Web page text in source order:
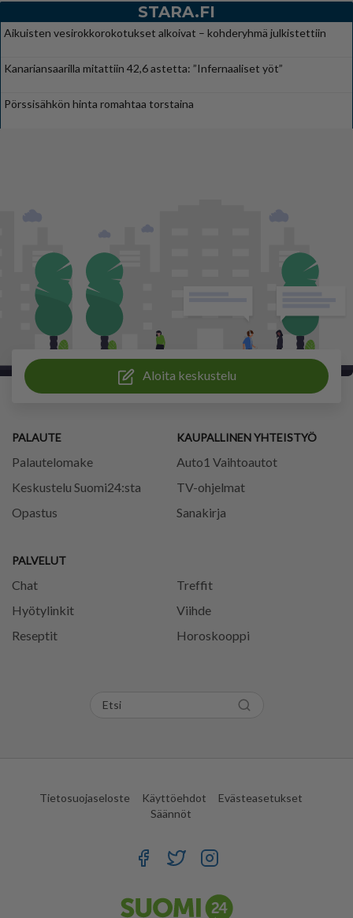
STARA.FI
Aikuisten vesirokkorokotukset alkoivat – kohderyhmä julkistettiin
Kanariansaarilla mitattiin 42,6 astetta: ”Infernaaliset yöt”
Pörssisähkön hinta romahtaa torstaina
Aloita keskustelu
PALAUTE
Palautelomake
Keskustelu Suomi24:sta
Opastus
PALVELUT
Chat
Treffit
Hyötylinkit
Viihde
Reseptit
Horoskooppi
KAUPALLINEN YHTEISTYÖ
Auto1 Vaihtoautot
TV-ohjelmat
Sanakirja
Tietosuojaseloste Käyttöehdot
Evästeasetukset
Säännöt